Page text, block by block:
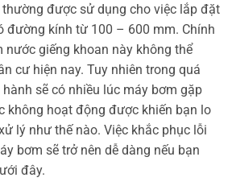
được sử dụng cho việc lắp đặt
đường kính từ 100 – 600 mm. Chính
nước giếng khoan này không thể
cư hiện nay. Tuy nhiên trong quá
sẽ có nhiều lúc máy bơm gặp
không hoạt động được khiến bạn lo
lý như thế nào. Việc khắc phục lỗi
bơm sẽ trở nên dễ dàng nếu bạn
đây.